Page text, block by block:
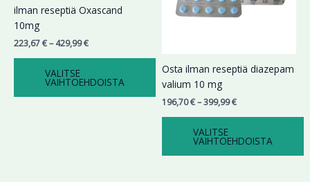
ilman reseptiä Oxascand
10mg
223,67€– 429,99€
VALITSE
VAIHTOEHDOISTA
tehdä
valinnat
tuotteen
Osta ilman reseptiä diazepam
valium 10 mg
196,70€–399,99€
VALITSE
VAIHTOEHDOISTA
Voit
tehdä
sivulla.